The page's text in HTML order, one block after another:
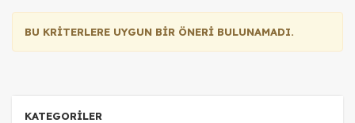
BU KRİTERLERE UYGUN BİR ÖNERİ BULUNAMADI.
KATEGORİLER